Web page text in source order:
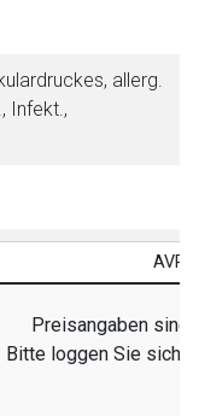
allerg.
Infekt.,
AVP
Preisangaben sind
Bitte loggen Sie sich